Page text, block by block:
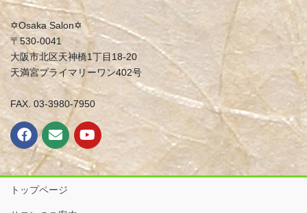
✡Osaka Salon✡
〒530-0041
大阪市北区天神橋1丁目18-20
天満宮プライマリーワン402号
FAX. 03-3980-7950
トップページ